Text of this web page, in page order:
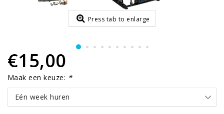
Press tab to enlarge
€15,00
Maak een keuze: *
Eén week huren